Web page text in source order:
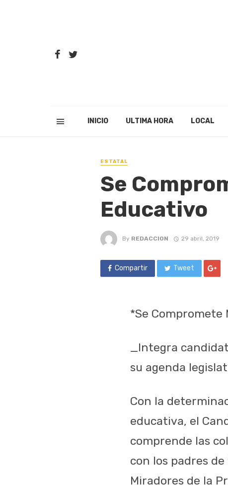
INICIO ULTIMA HORA LOCAL
ESTATAL
Se
Educativo
By REDACCION 29 abril, 2019
Compartir Tweet
*Se Compromete
_Integra
su agenda
Con la
educativa, el
comprende las
con los padres
Miradores de la